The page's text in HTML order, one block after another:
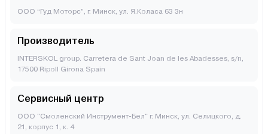
ООО “Гуд Моторс”, г. Минск, ул. Я.Коласа 63 3н
Производитель
INTERSKOL group. Carretera de Sant Joan de les Abadesses, s/n,
17500 Ripoll Girona Spain
Сервисный центр
ООО "Смоленский Инструмент-Бел" г. Минск, ул. Селицкого, д.
21, корпус 1, к. 4